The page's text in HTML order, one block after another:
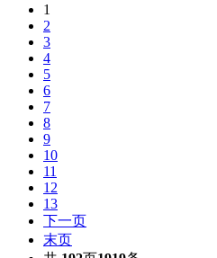
1
2
3
4
5
6
7
8
9
10
11
12
13
下一页
末页